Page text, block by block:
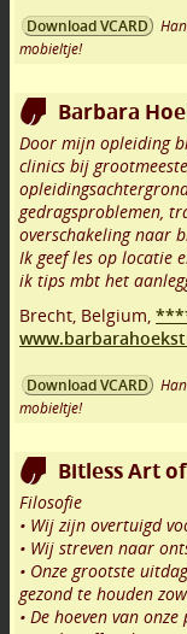
Download VCARD
mobieltje!
Barbara
Door mijn opleiding
clinics bij
gedragsproblemen,
overschakeling naar
Ik geef les op locatie
ik tips mbt het
Brecht, Belgium,
Download VCARD
mobieltje!
Bitless Art
Filosofie
• Wij zijn overtuigd
• Wij streven naar
• Onze grootste
gezond te houden
• De hoeven van